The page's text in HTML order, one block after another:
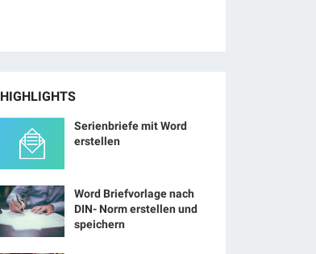
HIGHLIGHTS
Serienbriefe mit Word
erstellen
Word Briefvorlage nach
DIN- Norm erstellen und
speichern